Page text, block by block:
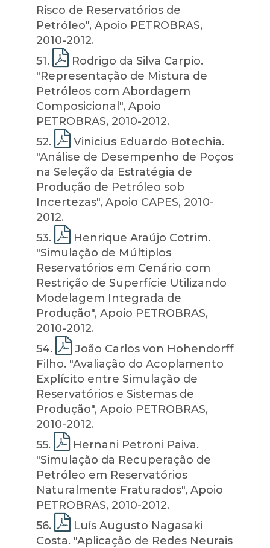
Risco de Reservatórios de
Petróleo", Apoio PETROBRAS,
2010-2012.
51.
Rodrigo da Silva Carpio.
"Representação de Mistura de
Petróleos com Abordagem
Composicional", Apoio
PETROBRAS, 2010-2012.
52.
Vinicius Eduardo Botechia.
"Análise de Desempenho de Poços
na Seleção da Estratégia de
Produção de Petróleo sob
Incertezas", Apoio CAPES, 2010-
2012.
53.
Henrique Araújo Cotrim.
"Simulação de Múltiplos
Reservatórios em Cenário com
Restrição de Superfície Utilizando
Modelagem Integrada de
Produção", Apoio PETROBRAS,
2010-2012.
54.
João Carlos von Hohendorff
Filho. "Avaliação do Acoplamento
Explícito entre Simulação de
Reservatórios e Sistemas de
Produção", Apoio PETROBRAS,
2010-2012.
55.
Hernani Petroni Paiva.
"Simulação da Recuperação de
Petróleo em Reservatórios
Naturalmente Fraturados", Apoio
PETROBRAS, 2010-2012.
56.
Luís Augusto Nagasaki
Costa. "Aplicação de Redes Neurais